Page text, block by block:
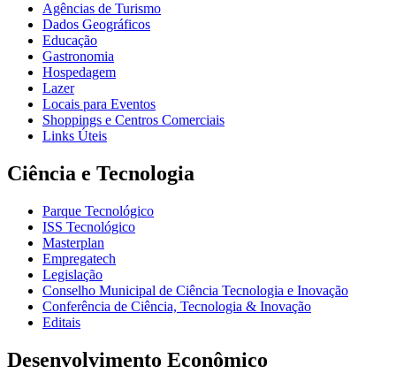
Agências de Turismo
Dados Geográficos
Educação
Gastronomia
Hospedagem
Lazer
Locais para Eventos
Shoppings e Centros Comerciais
Links Úteis
Ciência e Tecnologia
Parque Tecnológico
ISS Tecnológico
Masterplan
Empregatech
Legislação
Conselho Municipal de Ciência Tecnologia e Inovação
Conferência de Ciência, Tecnologia & Inovação
Editais
Desenvolvimento Econômico